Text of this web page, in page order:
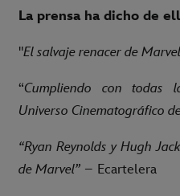
La prensa ha dicho de
"El salvaje renacer de Marvel
“Cumpliendo con todas
Universo Cinematográfico
“Ryan Reynolds y Hugh
de Marvel” – Ecartelera